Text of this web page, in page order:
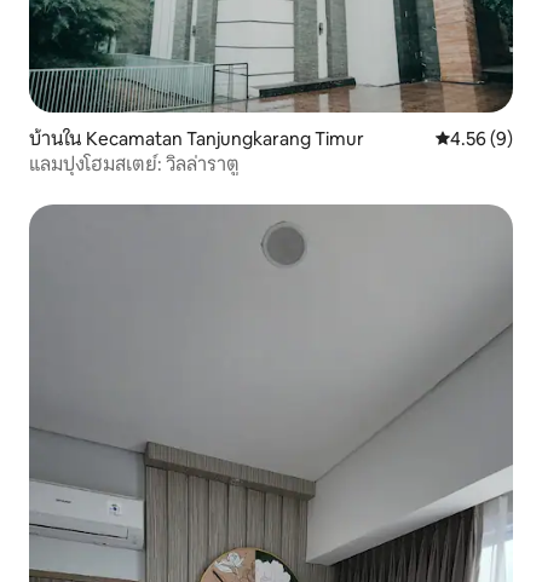
บ้านใน Kecamatan Tanjungkarang Timur คะแนนเฉลี่ย
4.56 (9)
แลมปุงโฮมสเตย์: วิลล่าราตู